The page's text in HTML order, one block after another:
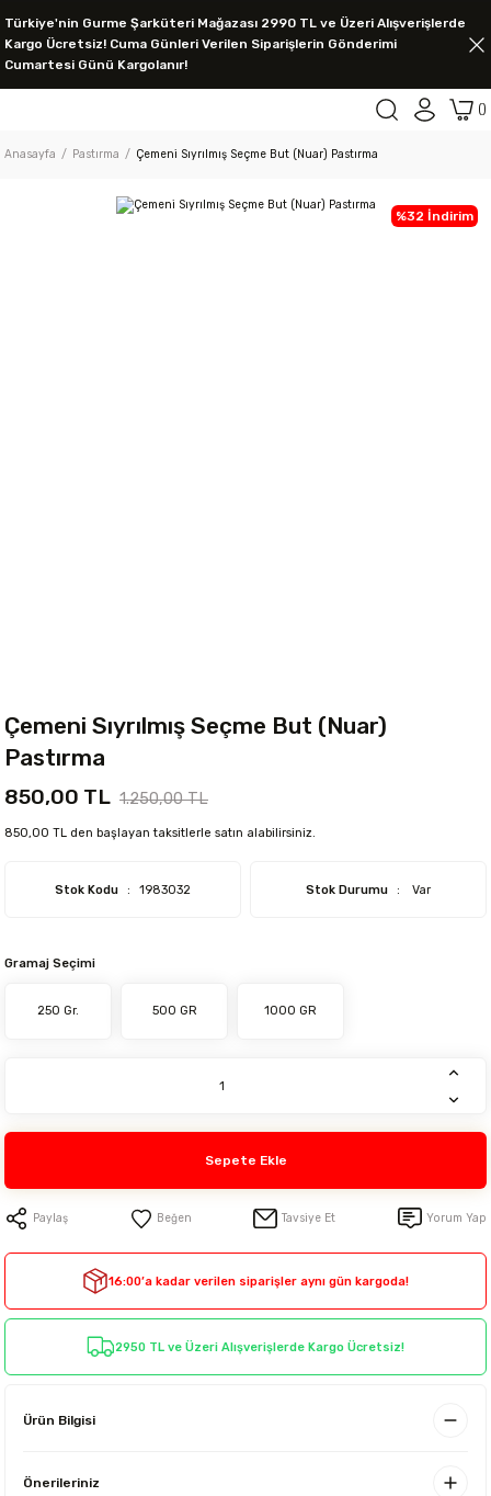
Türkiye'nin Gurme Şarküteri Mağazası 2990 TL ve Üzeri Alışverişlerde
Kargo Ücretsiz! Cuma Günleri Verilen Siparişlerin Gönderimi
Cumartesi Günü Kargolanır!
Anasayfa Pastırma Çemeni Sıyrılmış Seçme But (Nuar) Pastırma
%32 İndirim
Çemeni Sıyrılmış Seçme But (Nuar)
Pastırma
850,00 TL 1.250,00 TL
850,00 TL den başlayan taksitlerle satın alabilirsiniz.
Stok Kodu 1983032 Stok Durumu Var
Gramaj Seçimi
250 Gr. 500 GR 1000 GR
Sepete Ekle
Paylaş Tavsiye Et Yorum Yap
16:00’a kadar verilen siparişler aynı gün kargoda!
2950 TL ve Üzeri Alışverişlerde Kargo Ücretsiz!
Ürün Bilgisi
Önerileriniz